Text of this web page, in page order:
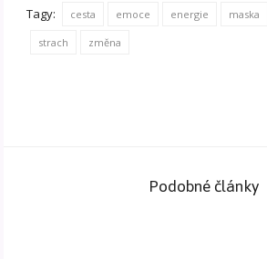
Tagy: cesta emoce energie maska
strach změna
Podobné články